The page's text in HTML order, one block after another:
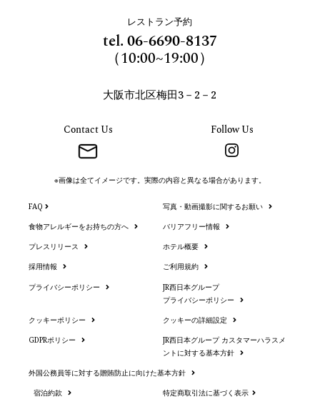
レストラン予約
tel.06-6690-8137
（10:00~19:00）
大阪市北区梅田3－2－2
Contact Us Follow Us
※画像は全てイメージです。実際の内容と異なる場合があります。
FAQ 写真・動画撮影に関するお願い
食物アレルギーをお持ちの方へ バリアフリー情報
プレスリリース ホテル概要
採用情報 ご利用規約
プライバシーポリシー
JR西日本グループ
プライバシーポリシー
クッキーポリシー クッキーの詳細設定
GDPRポリシー
JR西日本グループ カスタマーハラスメ
ントに対する基本方針
外国公務員等に対する贈賄防止に向けた基本方針
宿泊約款 特定商取引法に基づく表示